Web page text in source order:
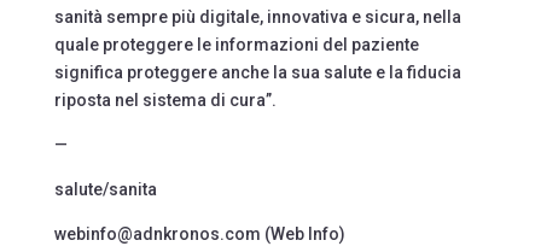
sanità sempre più digitale, innovativa e sicura, nella
quale proteggere le informazioni del paziente
significa proteggere anche la sua salute e la fiducia
riposta nel sistema di cura”.
—
salute/sanita
webinfo@adnkronos.com (Web Info)